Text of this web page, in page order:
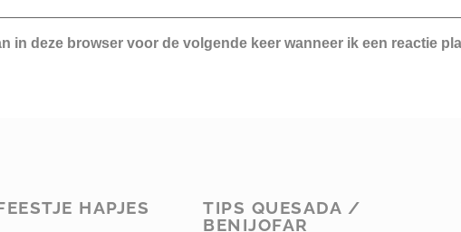
in deze browser voor de volgende keer wanneer ik een reactie
HAPJES
TIPS QUESADA /
BENIJOFAR